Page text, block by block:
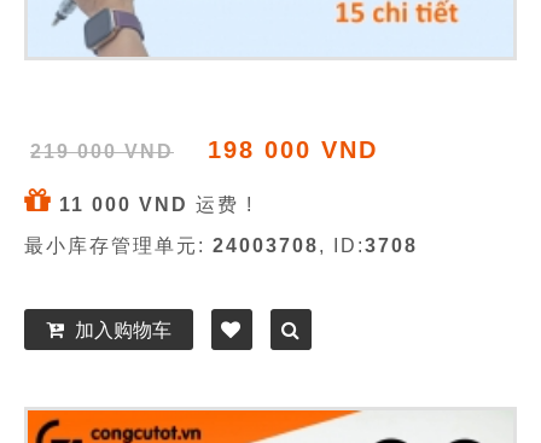
219 000 VND 198 000 VND
11 000 VND 运费 !
最小库存管理单元: 24003708, ID:3708
加入购物车